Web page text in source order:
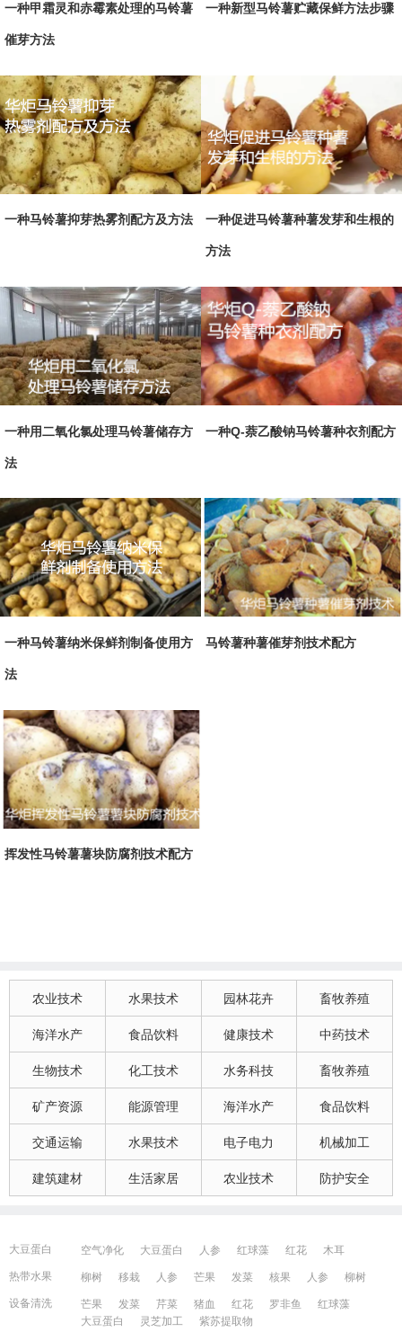
一种甲霜灵和赤霉素处理的马铃薯
催芽方法
一种新型马铃薯贮藏保鲜方法步骤
一种马铃薯抑芽热雾剂配方及方法 一种促进马铃薯种薯发芽和生根的
方法
一种用二氧化氯处理马铃薯储存方
法
一种Q-萘乙酸钠马铃薯种衣剂配方
一种马铃薯纳米保鲜剂制备使用方
法
马铃薯种薯催芽剂技术配方
挥发性马铃薯薯块防腐剂技术配方
农业技术 水果技术 园林花卉 畜牧养殖
海洋水产 食品饮料 健康技术 中药技术
生物技术 化工技术 水务科技 畜牧养殖
矿产资源 能源管理 海洋水产 食品饮料
交通运输 水果技术 电子电力 机械加工
建筑建材 生活家居 农业技术 防护安全
大豆蛋白 空气净化 大豆蛋白 人参 红球藻 红花
木耳
红花
芒果 红球藻 芹菜 养鸭 芒果 芹菜
热带水果 柳树 移栽 人参 芒果 发菜 核果 人参
柳树
大豆蛋白
人参 发菜 猪血 红花 柳树
发菜
宁波百姓网
镇江百姓网 湖州百姓网
设备清洗 芒果 发菜 芹菜 猪血 红花 罗非鱼
红球藻
大豆蛋白
灵芝加工 紫苏提取物